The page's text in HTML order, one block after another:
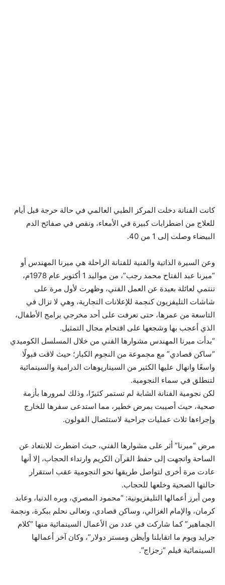
كانت الفنانة دخلت المركز الطبي العالمي في حالة حرجة قبل أيام
للعلاج من اضطرابات كبيرة في الأمعاء، ونقص في صفائح الدم
البيضاء وصلت إلى 1 من 40.
وعن السيرة الذاتية والفنية للفنانة الراحلة هي ميرنا المهندس أو
“ميرنا عبد الفتاح محمد رجب”، من مواليد 1 أكتوبر عام 1978م،
تنتمي لعائلة بعيدة عن العمل الفني، وظهرت لأول مرة على
شاشات التليفزيون كنجمة للإعلانات التجارية، وهي لا تزال في
التاسعة من عمرها، حتى تعرفت على أحد مخرجي برامج الأطفال،
الذي أعجب بها وشجعها على اقتحام مجال التمثيل.
“بدأت ميرنا المهندس مشوارها الفني من خلال المسلسل الكوميدي
“ساكن قصادي” مع مجموعة من النجوم الكبار؛ حيث لاقت قبولًا
واسعًا وانهال عليها الكثير من السيناريوهات الدرامية والسينمائية
لتنطلق في سماء النجومية.
لكن نجومية الفنانة الشابة لم تستمر كثيرًا، وذلك لمرورها بأزمة
صحية، حيث أصيبت بمرض خطير، مما استدعى سفرها للخارج
وإجراءها ثلاث عمليات جراحية لاستئصال القولون.
مرض “ميرنا” أثر على مشوارها الفني، حيث اضطرت للابتعاد عن
الساحة واتجهت إلى حفظ القرآن الكريم وارتداء الحجاب، إلا أنها
عادت مرة أخرى لتواصل طريقها نحو النجومية عقب استقرار
حالتها الصحية وخلعها للحجاب.
ومن أبرز أعمالها التليفزيونية: “محمود المصري، وبره الدنيا، وعابد
كرمان، والإمام الغزالي، وساكن قصادي، وتعالى نحلم ببكرة، ونجمة
الجماهير” كما شاركت في عدد من الأعمال السينمائية منها “كلام
جرايد ويوم ما اتقابلنا وأيظن ومستر دولار”، وكان آخر أعمالها
السينمائية فيلم “زجزاج”.